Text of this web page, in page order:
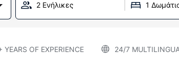
2 Ενήλικες 1
YEARS OF EXPERIENCE 24/7